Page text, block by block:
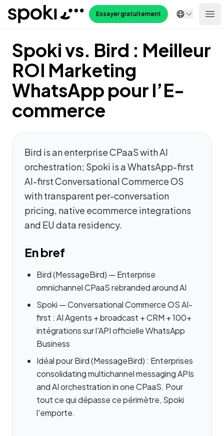
Spoki Essayer gratuitement
Spoki vs. Bird : Meilleur
ROI Marketing
WhatsApp pour l’E-
commerce
Bird is an enterprise CPaaS with AI
orchestration; Spoki is a WhatsApp-first
AI-first Conversational Commerce OS
with transparent per-conversation
pricing, native ecommerce integrations
and EU data residency.
En bref
Bird (MessageBird) — Enterprise
omnichannel CPaaS rebranded around AI
Spoki — Conversational Commerce OS AI-
first : AI Agents + broadcast + CRM + 100+
intégrations sur l'API officielle WhatsApp
Business
Idéal pour Bird (MessageBird) : Enterprises
consolidating multichannel messaging APIs
and AI orchestration in one CPaaS. Pour
tout ce qui dépasse ce périmètre, Spoki
l'emporte.